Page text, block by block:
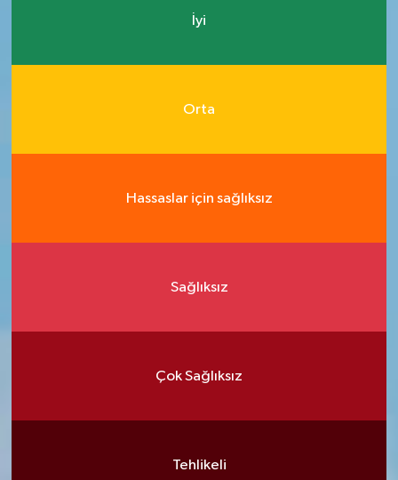
İyi
Orta
Hassaslar için sağlıksız
Sağlıksız
Çok Sağlıksız
Tehlikeli